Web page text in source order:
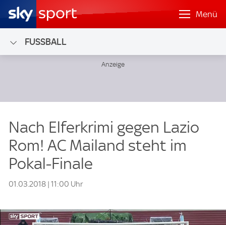
Menü
FUSSBALL
Nach Elferkrimi gegen Lazio
Rom! AC Mailand steht im
Pokal-Finale
01.03.2018 | 11:00 Uhr